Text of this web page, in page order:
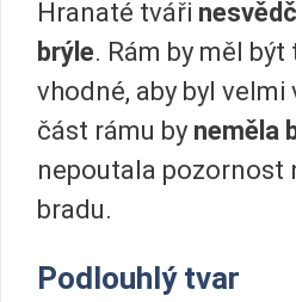
Hranaté tváři
brýle. Rám by měl
vhodné, aby byl velmi
část rámu by neměla
nepoutala pozornost
bradu.
Podlouhlý tvar